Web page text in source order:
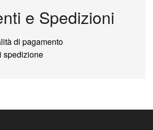
e Spedizioni
di pagamento
spedizione